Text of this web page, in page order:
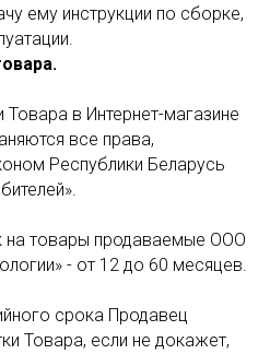
ему инструкции по сборке,
Товара в Интернет-магазине
все права,
Республики Беларусь
на товары продаваемые ООО
- от 12 до 60 месяцев.
срока Продавец
Товара, если не докажет,